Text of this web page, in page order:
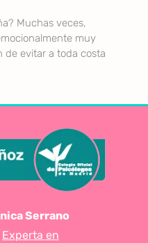
Muchas veces,
muy
de evitar a toda costa
Serrano
Experta en